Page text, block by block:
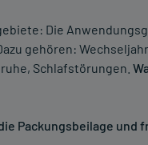
Die
gehören:
Schlafstörungen.
Packungsbeilage und